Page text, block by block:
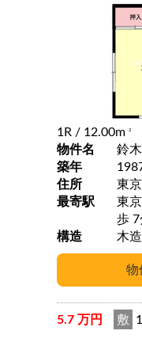
1R / 12.00m 2
物件名
鈴
築年
住所
東
最寄駅
東京
歩
構造
木造
5.7 万円 敷